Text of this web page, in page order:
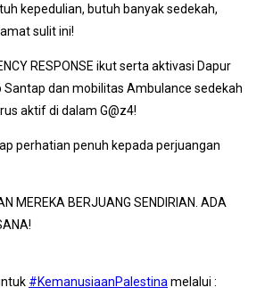
kepedulian, butuh banyak sedekah,
sulit ini!
RESPONSE ikut serta aktivasi Dapur
Santap dan mobilitas Ambulance sedekah
aktif di dalam G@z4!
perhatian penuh kepada perjuangan
MEREKA BERJUANG SENDIRIAN. ADA
#KemanusiaanPalestina melalui :